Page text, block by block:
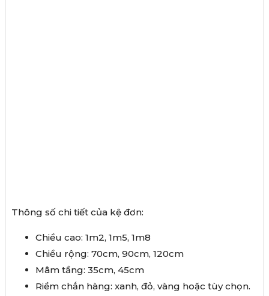
Thông số chi tiết của kệ đơn:
Chiều cao: 1m2, 1m5, 1m8
Chiều rộng: 70cm, 90cm, 120cm
Mâm tầng: 35cm, 45cm
Riềm chắn hàng: xanh, đỏ, vàng hoặc tùy chọn.